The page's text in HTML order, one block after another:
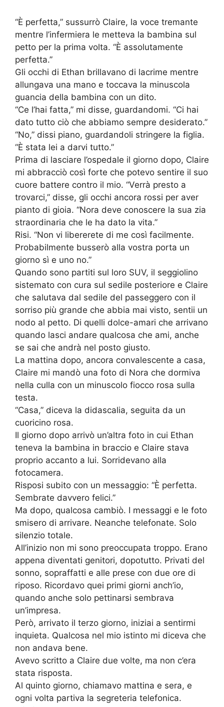
“È perfetta,” sussurrò Claire, la voce tremante
mentre l’infermiera le metteva la bambina sul
petto per la prima volta. “È assolutamente
perfetta.”
Gli occhi di Ethan brillavano di lacrime mentre
allungava una mano e toccava la minuscola
guancia della bambina con un dito.
“Ce l’hai fatta,” mi disse, guardandomi. “Ci hai
dato tutto ciò che abbiamo sempre desiderato.”
“No,” dissi piano, guardandoli stringere la figlia.
“È stata lei a darvi tutto.”
Prima di lasciare l’ospedale il giorno dopo, Claire
mi abbracciò così forte che potevo sentire il suo
cuore battere contro il mio. “Verrà presto a
trovarci,” disse, gli occhi ancora rossi per aver
pianto di gioia. “Nora deve conoscere la sua zia
straordinaria che le ha dato la vita.”
Risi. “Non vi libererete di me così facilmente.
Probabilmente busserò alla vostra porta un
giorno sì e uno no.”
Quando sono partiti sul loro SUV, il seggiolino
sistemato con cura sul sedile posteriore e Claire
che salutava dal sedile del passeggero con il
sorriso più grande che abbia mai visto, sentii un
nodo al petto. Di quelli dolce-amari che arrivano
quando lasci andare qualcosa che ami, anche
se sai che andrà nel posto giusto.
La mattina dopo, ancora convalescente a casa,
Claire mi mandò una foto di Nora che dormiva
nella culla con un minuscolo fiocco rosa sulla
testa.
“Casa,” diceva la didascalia, seguita da un
cuoricino rosa.
Il giorno dopo arrivò un’altra foto in cui Ethan
teneva la bambina in braccio e Claire stava
proprio accanto a lui. Sorridevano alla
fotocamera.
Risposi subito con un messaggio: “È perfetta.
Sembrate davvero felici.”
Ma dopo, qualcosa cambiò. I messaggi e le foto
smisero di arrivare. Neanche telefonate. Solo
silenzio totale.
All’inizio non mi sono preoccupata troppo. Erano
appena diventati genitori, dopotutto. Privati del
sonno, sopraffatti e alle prese con due ore di
riposo. Ricordavo quei primi giorni anch’io,
quando anche solo pettinarsi sembrava
un’impresa.
Però, arrivato il terzo giorno, iniziai a sentirmi
inquieta. Qualcosa nel mio istinto mi diceva che
non andava bene.
Avevo scritto a Claire due volte, ma non c’era
stata risposta.
Al quinto giorno, chiamavo mattina e sera, e
ogni volta partiva la segreteria telefonica.